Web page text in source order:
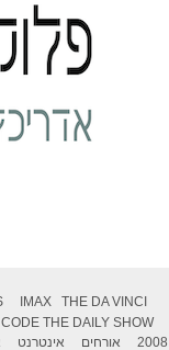
IMAX
THE DA VINCI
CODE THE DAILY SHOW
2008
אורחים אינטרנט